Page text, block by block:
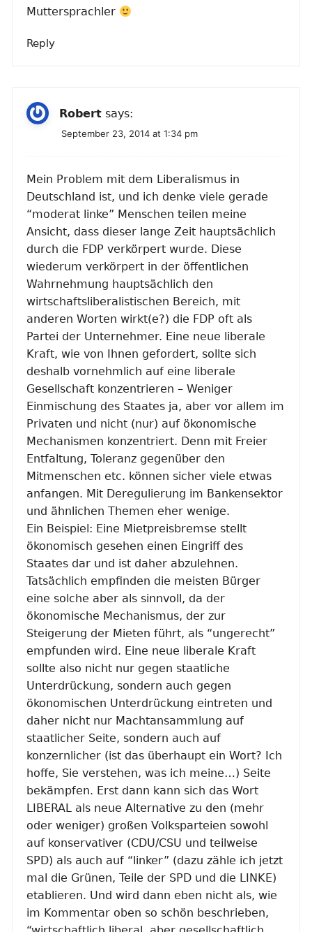
Muttersprachler
Reply
Robert says:
September 23, 2014 at 1:34 pm
Mein Problem mit dem Liberalismus in
Deutschland ist, und ich denke viele gerade
“moderat linke” Menschen teilen meine
Ansicht, dass dieser lange Zeit hauptsächlich
durch die FDP verkörpert wurde. Diese
wiederum verkörpert in der öffentlichen
Wahrnehmung hauptsächlich den
wirtschaftsliberalistischen Bereich, mit
anderen Worten wirkt(e?) die FDP oft als
Partei der Unternehmer. Eine neue liberale
Kraft, wie von Ihnen gefordert, sollte sich
deshalb vornehmlich auf eine liberale
Gesellschaft konzentrieren – Weniger
Einmischung des Staates ja, aber vor allem im
Privaten und nicht (nur) auf ökonomische
Mechanismen konzentriert. Denn mit Freier
Entfaltung, Toleranz gegenüber den
Mitmenschen etc. können sicher viele etwas
anfangen. Mit Deregulierung im Bankensektor
und ähnlichen Themen eher wenige.
Ein Beispiel: Eine Mietpreisbremse stellt
ökonomisch gesehen einen Eingriff des
Staates dar und ist daher abzulehnen.
Tatsächlich empfinden die meisten Bürger
eine solche aber als sinnvoll, da der
ökonomische Mechanismus, der zur
Steigerung der Mieten führt, als “ungerecht”
empfunden wird. Eine neue liberale Kraft
sollte also nicht nur gegen staatliche
Unterdrückung, sondern auch gegen
ökonomischen Unterdrückung eintreten und
daher nicht nur Machtansammlung auf
staatlicher Seite, sondern auch auf
konzernlicher (ist das überhaupt ein Wort? Ich
hoffe, Sie verstehen, was ich meine…) Seite
bekämpfen. Erst dann kann sich das Wort
LIBERAL als neue Alternative zu den (mehr
oder weniger) großen Volksparteien sowohl
auf konservativer (CDU/CSU und teilweise
SPD) als auch auf “linker” (dazu zähle ich jetzt
mal die Grünen, Teile der SPD und die LINKE)
etablieren. Und wird dann eben nicht als, wie
im Kommentar oben so schön beschrieben,